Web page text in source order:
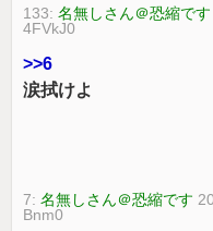
133:名無しさん＠恐縮です
4FVkJ0
>>6
涙拭けよ
7:名無しさん＠恐縮です
Bnm0